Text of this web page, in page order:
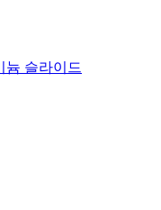
늄 슬라이드